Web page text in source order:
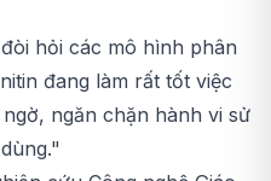
hỏi các mô hình phân
đang làm rất tốt việc
ngăn chặn hành vi sử